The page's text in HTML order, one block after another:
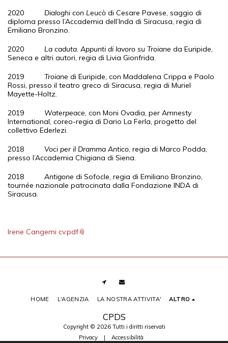
2020 Dialoghi con Leucò di Cesare Pavese, saggio di
diploma presso l’Accademia dell’Inda di Siracusa, regia di
Emiliano Bronzino.
2020 La caduta. Appunti di lavoro su Troiane da Euripide,
Seneca e altri autori, regia di Livia Gionfrida.
2019 Troiane di Euripide, con Maddalena Crippa e Paolo
Rossi, presso il teatro greco di Siracusa, regia di Muriel
Mayette-Holtz.
2019 Waterpeace, con Moni Ovadia, per Amnesty
International, coreo-regia di Dario La Ferla, progetto del
collettivo Ederlezi.
2018 Voci per il Dramma Antico, regia di Marco Podda,
presso l’Accademia Chigiana di Siena.
2018 Antigone di Sofocle, regia di Emiliano Bronzino,
tournée nazionale patrocinata dalla Fondazione INDA di
Siracusa.
Irene Cangemi cv.pdf
CPDS
Copyright © 2026 Tutti i diritti riservati
Privacy| Accessibilità
HOME L'AGENZIA LA NOSTRA ATTIVITA' ALTRO